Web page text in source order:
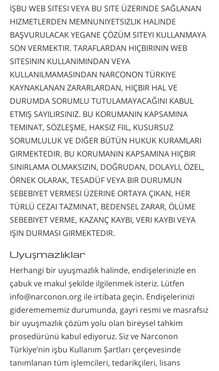
İŞBU WEB SITESI VEYA BU SITE ÜZERINDE SAĞLANAN
HIZMETLERDEN MEMNUNIYETSIZLIK HALINDE
BAŞVURULACAK YEGANE ÇÖZÜM SITEYI KULLANMAYA
SON VERMEKTIR. TARAFLARDAN HIÇBIRININ WEB
SITESININ KULLANIMINDAN VEYA
KULLANILMAMASINDAN NARCONON TÜRKIYE
KAYNAKLANAN ZARARLARDAN, HIÇBIR HAL VE
DURUMDA SORUMLU TUTULAMAYACAĞINI KABUL
ETMIŞ SAYILIRSINIZ. BU KORUMANIN KAPSAMINA
TEMINAT, SÖZLEŞME, HAKSIZ FIIL, KUSURSUZ
SORUMLULUK VE DIĞER BÜTÜN HUKUK KURAMLARI
GIRMEKTEDIR. BU KORUMANIN KAPSAMINA HIÇBIR
SINIRLAMA OLMAKSIZIN, DOĞRUDAN, DOLAYLI, ÖZEL,
ÖRNEK OLARAK, TESADÜF VEYA BIR DURUMUN
SEBEBIYET VERMESI ÜZERINE ORTAYA ÇIKAN, HER
TÜRLÜ CEZAI TAZMINAT, BEDENSEL ZARAR, ÖLÜME
SEBEBIYET VERME, KAZANÇ KAYBI, VERI KAYBI VEYA
IŞIN DURMASI GIRMEKTEDIR.
Uyuşmazlıklar
Herhangi bir uyuşmazlık halinde, endişelerinizle en
çabuk ve makul şekilde ilgilenmek isteriz. Lütfen
info@narconon.org ile irtibata geçin. Endişelerinizi
gideremememiz durumunda, gayri resmi ve masrafsız
bir uyuşmazlık çözüm yolu olan bireysel tahkim
prosedürünü kabul ediyoruz. Siz ve Narconon
Türkiye’nin işbu Kullanım Şartları çerçevesinde
tanımlanan tüm işlemcileri, tedarikçileri, lisans